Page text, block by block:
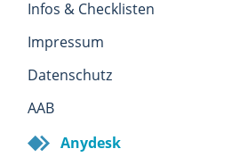
Infos & Checklisten
Impressum
Datenschutz
AAB
Anydesk